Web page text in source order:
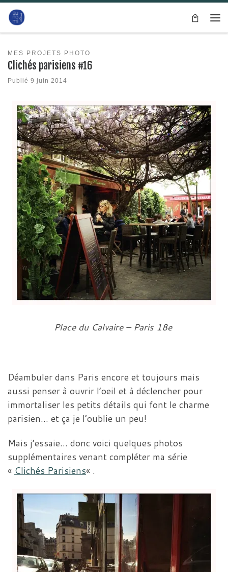
Passer au contenu
MES PROJETS PHOTO
Clichés parisiens #16
Publié 9 juin 2014
Place du Calvaire – Paris 18e
Déambuler dans Paris encore et toujours mais
aussi penser à ouvrir l’oeil et à déclencher pour
immortaliser les petits détails qui font le charme
parisien… et ça je l’oublie un peu!
Mais j’essaie… donc voici quelques photos
supplémentaires venant compléter ma série
« Clichés Parisiens« .